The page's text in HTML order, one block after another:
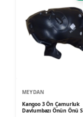
MEYDAN
Kangoo 3 Ön Çamurluk
Davlumbazı Önün Önü